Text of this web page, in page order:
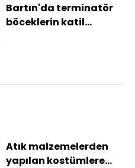
Bartın'da terminatör
böceklerin katil
Atık malzemelerden
yapılan kostümlere